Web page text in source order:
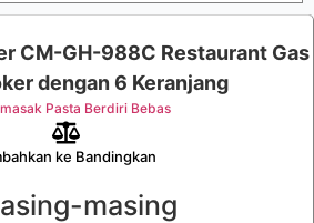
CM-GH-988C Restaurant Gas
dengan 6 Keranjang
Pasta Berdiri Bebas
ke Bandingkan
masing